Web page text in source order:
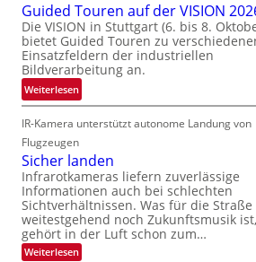
h
n
k
c
h
e
n
4
K
-
M
e
m
s
u
n
d
M
z
t
e
M
g
l
h
k
e
i
t
e
ü
c
k
k
e
h
d
e
r
i
n
V
I
S
Guided Touren auf der VISION
Die VISION in Stuttgart (6. bis 8.
bietet Guided Touren zu
Einsatzfeldern der industriellen
Bildverarbeitung an.
Weiterlesen:
G
u
i
d
e
d
T
o
u
r
IR-Kamera unterstützt autonome Landung von
Flugzeugen
Sicher landen
Infrarotkameras liefern zuverlässige
Informationen auch bei schlechten
Sichtverhältnissen. Was für die Straße
weitestgehend noch Zukunftsmusik ist,
gehört in der Luft schon zum…
Weiterlesen: